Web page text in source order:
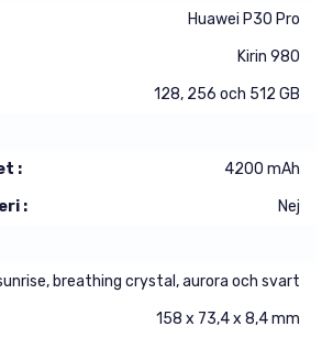
Huawei P30 Pro
Kirin 980
128, 256 och 512 GB
:
4200 mAh
:
Nej
breathing crystal, aurora och svart
158 x 73,4 x 8,4 mm